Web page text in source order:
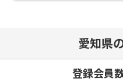
愛知県
登録会員